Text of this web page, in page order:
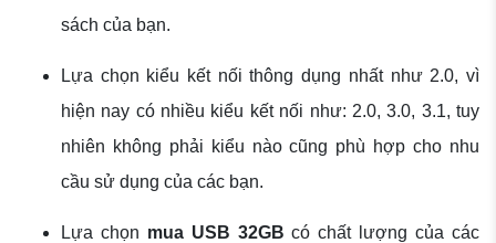
sách của bạn.
Lựa chọn kiểu kết nối thông dụng nhất như 2.0, vì
hiện nay có nhiều kiểu kết nối như: 2.0, 3.0, 3.1, tuy
nhiên không phải kiểu nào cũng phù hợp cho nhu
cầu sử dụng của các bạn.
Lựa chọn mua USB 32GB có chất lượng của các